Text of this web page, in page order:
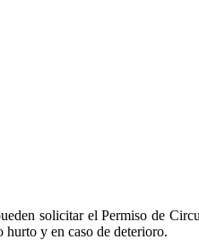
solicitar el Permiso de
hurto y en caso de deterioro.